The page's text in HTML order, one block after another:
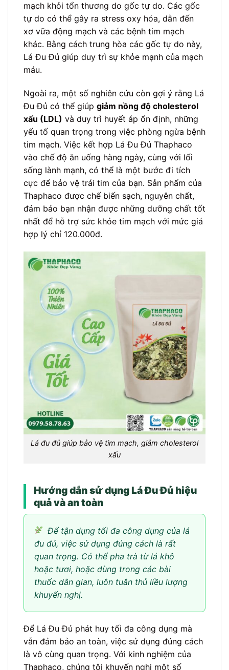
mạch khỏi tổn thương do gốc tự do. Các gốc
tự do có thể gây ra stress oxy hóa, dẫn đến
xơ vữa động mạch và các bệnh tim mạch
khác. Bằng cách trung hòa các gốc tự do này,
Lá Đu Đủ giúp duy trì sự khỏe mạnh của mạch
máu.
Ngoài ra, một số nghiên cứu còn gợi ý rằng Lá
Đu Đủ có thể giúp giảm nồng độ cholesterol
xấu (LDL) và duy trì huyết áp ổn định, những
yếu tố quan trọng trong việc phòng ngừa bệnh
tim mạch. Việc kết hợp Lá Đu Đủ Thaphaco
vào chế độ ăn uống hàng ngày, cùng với lối
sống lành mạnh, có thể là một bước đi tích
cực để bảo vệ trái tim của bạn. Sản phẩm của
Thaphaco được chế biến sạch, nguyên chất,
đảm bảo bạn nhận được những dưỡng chất tốt
nhất để hỗ trợ sức khỏe tim mạch với mức giá
hợp lý chỉ 120.000đ.
Lá đu đủ giúp bảo vệ tim mạch, giảm cholesterol
xấu
Hướng dẫn sử dụng Lá Đu Đủ hiệu
quả và an toàn
Để tận dụng tối đa công dụng của lá
đu đủ, việc sử dụng đúng cách là rất
quan trọng. Có thể pha trà từ lá khô
hoặc tươi, hoặc dùng trong các bài
thuốc dân gian, luôn tuân thủ liều lượng
khuyến nghị.
Để Lá Đu Đủ phát huy tối đa công dụng mà
vẫn đảm bảo an toàn, việc sử dụng đúng cách
là vô cùng quan trọng. Với kinh nghiệm của
Thaphaco, chúng tôi khuyến nghị một số